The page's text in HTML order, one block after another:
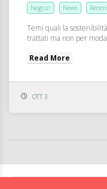
Negozi News
Temi quali la
trattati ma non per
Read More
OTT 3